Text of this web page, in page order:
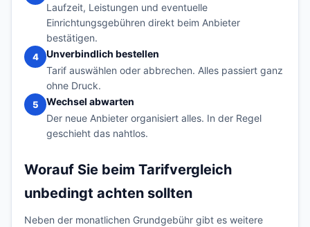
Laufzeit, Leistungen und eventuelle
Einrichtungsgebühren direkt beim Anbieter
bestätigen.
4
Unverbindlich bestellen
Tarif auswählen oder abbrechen. Alles passiert ganz
ohne Druck.
5
Wechsel abwarten
Der neue Anbieter organisiert alles. In der Regel
geschieht das nahtlos.
Worauf Sie beim Tarifvergleich
unbedingt achten sollten
Neben der monatlichen Grundgebühr gibt es weitere